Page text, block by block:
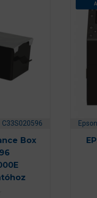
C33S020596
Box
A
Epson